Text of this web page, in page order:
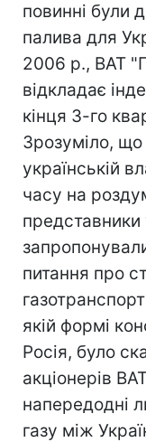
повинні були
палива для
2006 р., ВАТ
відкладає
кінця 3-го
Зрозуміло,
українській
часу на
представники
питання про
якій формі
Росія, було
акціонерів
напередодні
газу між